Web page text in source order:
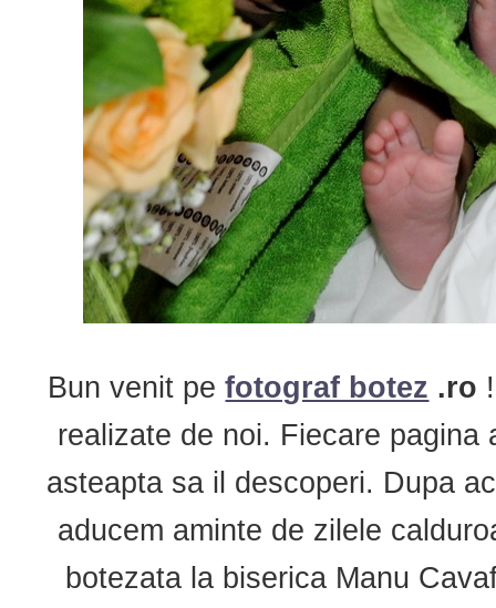
Bun venit pefotograf botez .ro
realizate de noi. Fiecare
asteapta sa il descoperi. Dupa
aducem aminte de zilele
botezata la biserica Manu